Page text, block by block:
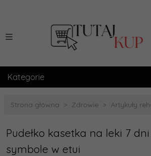
Kategorie
Strona główna Zdrowie Artykuły
Pudełko kasetka na leki 7
symbole w etui